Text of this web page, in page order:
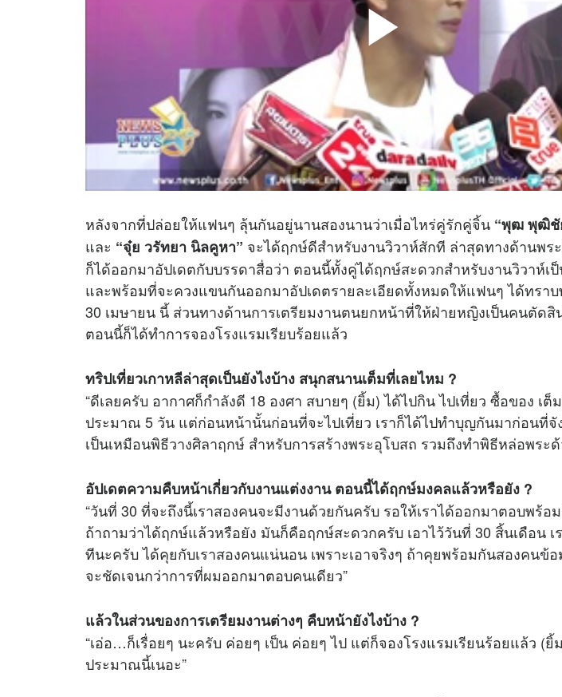
หลังจากที่ปล่อยให้แฟนๆ ลุ้นกันอยู่นานสองนานว่าเมื่อไหร่คู่รักคู่จิ้น “พุฒ พุฒิชั
และ “จุ๋ย วรัทยา นิลคูหา” จะได้ฤกษ์ดีสำหรับงานวิวาห์สักที ล่าสุดทางด้านพร
ก็ได้ออกมาอัปเดตกับบรรดาสื่อว่า ตอนนี้ทั้งคู่ได้ฤกษ์สะดวกสำหรับงานวิวาห์เ
และพร้อมที่จะควงแขนกันออกมาอัปเดตรายละเอียดทั้งหมดให้แฟนๆ ได้ทรา
30 เมษายน นี้ ส่วนทางด้านการเตรียมงานตนยกหน้าที่ให้ฝ่ายหญิงเป็นคนตัดสิ
ตอนนี้ก็ได้ทำการจองโรงแรมเรียบร้อยแล้ว
ทริปเที่ยวเกาหลีล่าสุดเป็นยังไงบ้าง สนุกสนานเต็มที่เลยไหม ?
“ดีเลยครับ อากาศก็กำลังดี 18 องศา สบายๆ (ยิ้ม) ได้ไปกิน ไปเที่ยว ซื้อของ เ
ประมาณ 5 วัน แต่ก่อนหน้านั้นก่อนที่จะไปเที่ยว เราก็ได้ไปทำบุญกันมาก่อนที่
เป็นเหมือนพิธีวางศิลาฤกษ์ สำหรับการสร้างพระอุโบสถ รวมถึงทำพิธีหล่อพระด้
อัปเดตความคืบหน้าเกี่ยวกับงานแต่งงาน ตอนนี้ได้ฤกษ์มงคลแล้วหรือยัง ?
“วันที่ 30 ที่จะถึงนี้เราสองคนจะมีงานด้วยกันครับ รอให้เราได้ออกมาตอบพร้อ
ถ้าถามว่าได้ฤกษ์แล้วหรือยัง มันก็คือฤกษ์สะดวกครับ เอาไว้วันที่ 30 สิ้นเดือน เ
ทีนะครับ ได้คุยกับเราสองคนแน่นอน เพราะเอาจริงๆ ถ้าคุยพร้อมกันสองคนข้
จะชัดเจนกว่าการที่ผมออกมาตอบคนเดียว”
แล้วในส่วนของการเตรียมงานต่างๆ คืบหน้ายังไงบ้าง ?
“เอ่อ…ก็เรื่อยๆ นะครับ ค่อยๆ เป็น ค่อยๆ ไป แต่ก็จองโรงแรมเรียนร้อยแล้ว (ยิ้
ประมาณนี้เนอะ”